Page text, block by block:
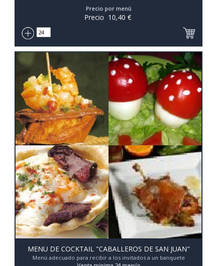
Precio por menú
Precio 10,40 €
MENU DE COCKTAIL "CABALLEROS DE SAN JUAN"
Menú adecuado para recibir a los invitados a un banquete